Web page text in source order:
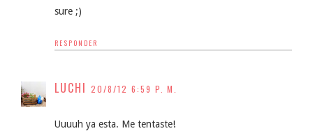
sure ;)
RESPONDER
LUCHI 20/8/12 6:59 P. M.
Uuuuh ya esta. Me tentaste!